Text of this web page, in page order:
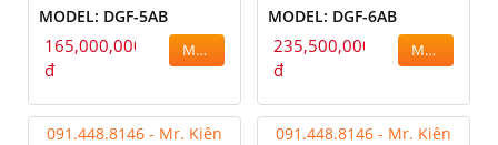
MODEL: DGF-5AB
165,000,000
đ
MUA
MODEL: DGF-6AB
235,500,000
đ
MUA
091.448.8146 - Mr. Kiên 091.448.8146 - Mr. Kiên